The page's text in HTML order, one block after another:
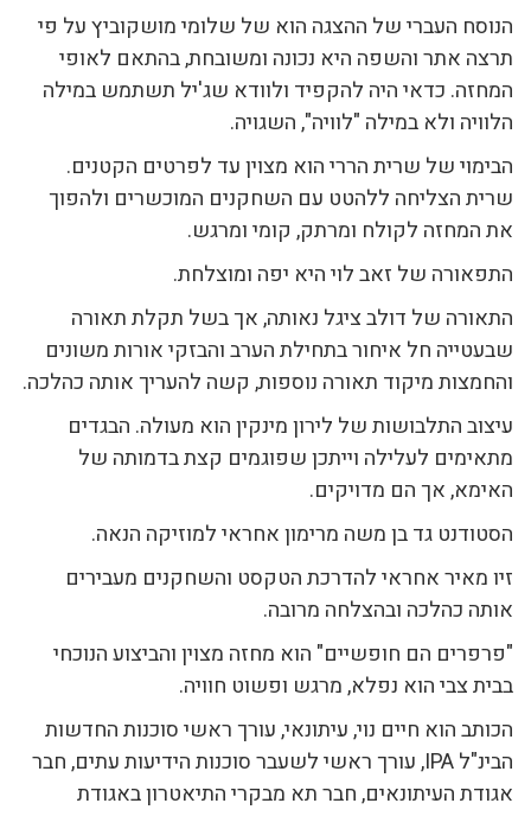
הנוסח העברי של ההצגה הוא של שלומי מושקוביץ על פי
תרצה אתר והשפה היא נכונה ומשובחת, בהתאם לאופי
המחזה. כדאי היה להקפיד ולוודא שג'יל תשתמש במילה
הלוויה ולא במילה "לוויה", השגויה.
הבימוי של שרית הררי הוא מצוין עד לפרטים הקטנים.
שרית הצליחה ללהטט עם השחקנים המוכשרים ולהפוך
את המחזה לקולח ומרתק, קומי ומרגש.
התפאורה של זאב לוי היא יפה ומוצלחת.
התאורה של דולב ציגל נאותה, אך בשל תקלת תאורה
שבעטייה חל איחור בתחילת הערב והבזקי אורות משונים
והחמצות מיקוד תאורה נוספות, קשה להעריך אותה כהלכה.
עיצוב התלבושות של לירון מינקין הוא מעולה. הבגדים
מתאימים לעלילה וייתכן שפוגמים קצת בדמותה של
האימא, אך הם מדויקים.
הסטודנט גד בן משה מרימון אחראי למוזיקה הנאה.
זיו מאיר אחראי להדרכת הטקסט והשחקנים מעבירים
אותה כהלכה ובהצלחה מרובה.
"פרפרים הם חופשיים" הוא מחזה מצוין והביצוע הנוכחי
בבית צבי הוא נפלא, מרגש ופשוט חוויה.
הכותב הוא חיים נוי, עיתונאי, עורך ראשי סוכנות החדשות
הבינ"ל IPA, עורך ראשי לשעבר סוכנות הידיעות עתים, חבר
אגודת העיתונאים, חבר תא מבקרי התיאטרון באגודת